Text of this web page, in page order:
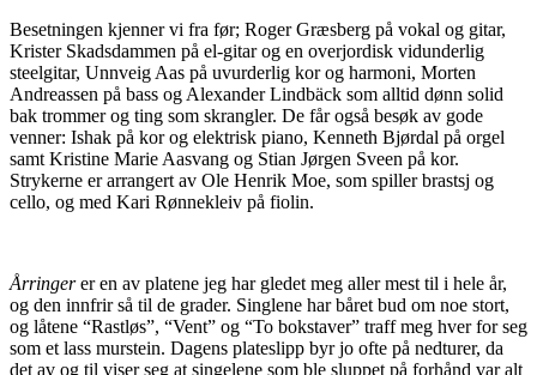
Besetningen kjenner vi fra før; Roger Græsberg på vokal og gitar,
Krister Skadsdammen på el-gitar og en overjordisk vidunderlig
steelgitar, Unnveig Aas på uvurderlig kor og harmoni, Morten
Andreassen på bass og Alexander Lindbäck som alltid dønn solid
bak trommer og ting som skrangler. De får også besøk av gode
venner: Ishak på kor og elektrisk piano, Kenneth Bjørdal på orgel
samt Kristine Marie Aasvang og Stian Jørgen Sveen på kor.
Strykerne er arrangert av Ole Henrik Moe, som spiller brastsj og
cello, og med Kari Rønnekleiv på fiolin.
Årringerer en av platene jeg har gledet meg aller mest til i hele år,
og den innfrir så til de grader. Singlene har båret bud om noe stort,
og låtene “Rastløs”, “Vent” og “To bokstaver” traff meg hver for seg
som et lass murstein. Dagens plateslipp byr jo ofte på nedturer, da
det av og til viser seg at singelene som ble sluppet på forhånd var alt